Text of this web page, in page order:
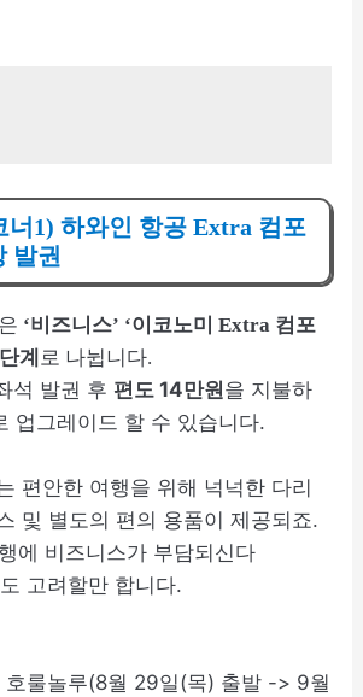
너1) 하와인 항공 Extra 컴포
발권
‘비즈니스’ ‘이코노미 Extra 컴포
계 로 나뉩니다.
석 발권 후 편도 14만원을 지불하
업그레이드 할 수 있습니다.
편안한 여행을 위해 넉넉한 다리
및 별도의 편의 용품이 제공되죠.
에 비즈니스가 부담되신다
도 고려할만 합니다.
룰놀루(8월 29일(목) 출발 -> 9월